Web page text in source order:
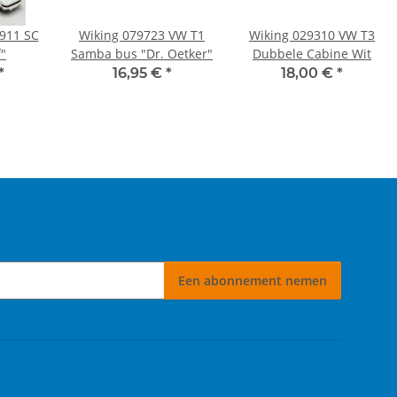
SC
Wiking 079723 VW T1
Samba bus "Dr. Oetker"
16,95 € *
Wiking 029310 VW T3
Dubbele Cabine Wit
18,00 € *
Een abonnement nemen